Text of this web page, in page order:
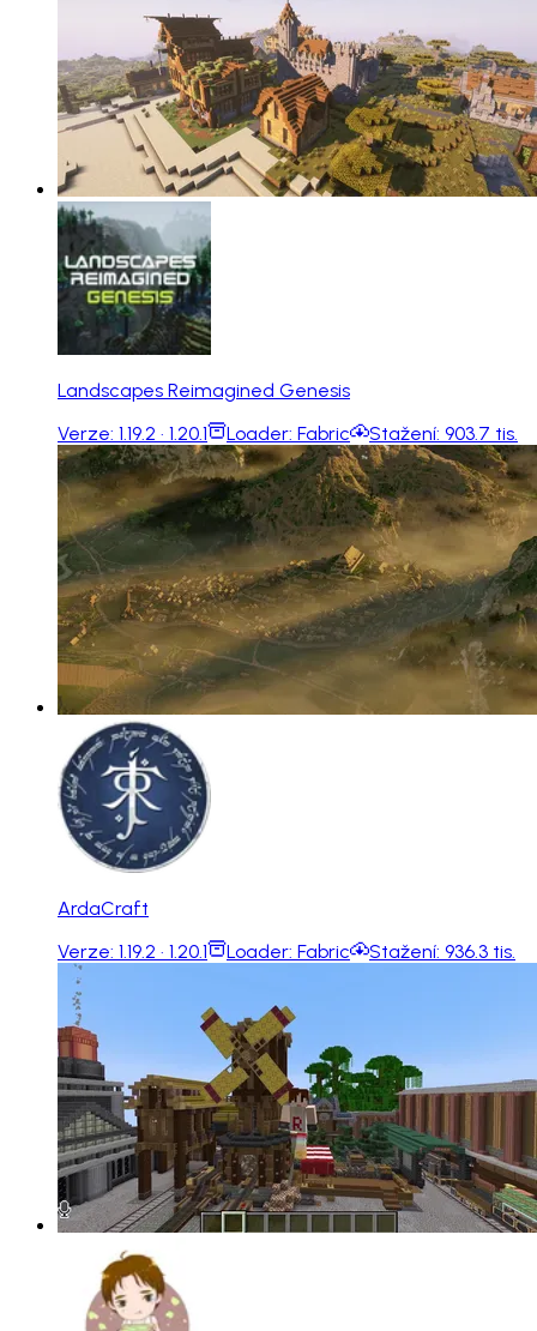
Landscapes Reimagined Genesis
Verze: 1.19.2 · 1.20.1 Loader: Fabric Stažení: 903.7 tis.
ArdaCraft
Verze: 1.19.2 · 1.20.1 Loader: Fabric Stažení: 936.3 tis.